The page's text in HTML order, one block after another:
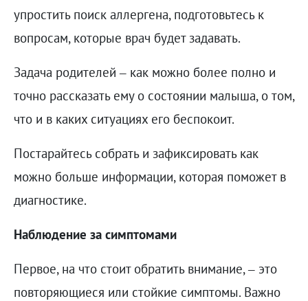
упростить поиск аллергена, подготовьтесь к
вопросам, которые врач будет задавать.
Задача родителей – как можно более полно и
точно рассказать ему о состоянии малыша, о том,
что и в каких ситуациях его беспокоит.
Постарайтесь собрать и зафиксировать как
можно больше информации, которая поможет в
диагностике.
Наблюдение за симптомами
Первое, на что стоит обратить внимание, – это
повторяющиеся или стойкие симптомы. Важно